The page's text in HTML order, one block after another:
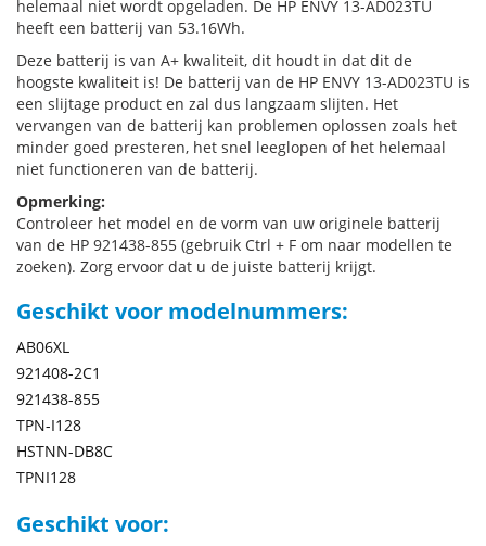
helemaal niet wordt opgeladen. De HP ENVY 13-AD023TU
heeft een batterij van 53.16Wh.
Deze batterij is van A+ kwaliteit, dit houdt in dat dit de
hoogste kwaliteit is! De batterij van de HP ENVY 13-AD023TU is
een slijtage product en zal dus langzaam slijten. Het
vervangen van de batterij kan problemen oplossen zoals het
minder goed presteren, het snel leeglopen of het helemaal
niet functioneren van de batterij.
Opmerking:
Controleer het model en de vorm van uw originele batterij
van de HP 921438-855 (gebruik Ctrl + F om naar modellen te
zoeken). Zorg ervoor dat u de juiste batterij krijgt.
Geschikt voor modelnummers:
AB06XL
921408-2C1
921438-855
TPN-I128
HSTNN-DB8C
TPNI128
Geschikt voor: